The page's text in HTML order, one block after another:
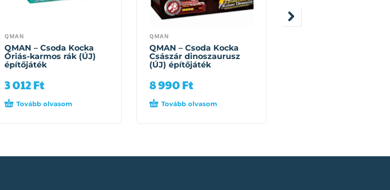
QMAN
QMAN – Csoda Kocka
Óriás-karmos rák (ÚJ)
építőjáték
3 012Ft
Tovább olvasom
QMAN
QMAN – Csoda Kocka
Császár dinoszaurusz
(ÚJ) építőjáték
8 990Ft
Tovább olvasom